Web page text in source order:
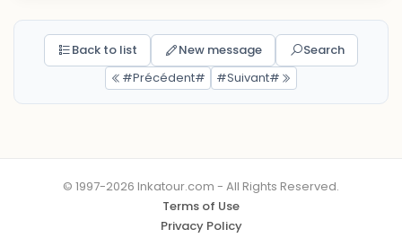
Back to list New message
Search
#Précédent#
#Suivant#
© 1997-2026 Inkatour.com - All Rights Reserved.
Terms of Use
Privacy Policy